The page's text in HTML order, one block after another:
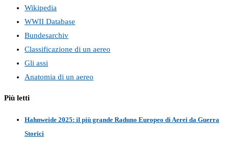
Wikipedia
WWII Database
Bundesarchiv
Classificazione di un aereo
Gli assi
Anatomia di un aereo
Più letti
Hahnweide 2025: il più grande Raduno Europeo di Aerei da Guerra
Storici